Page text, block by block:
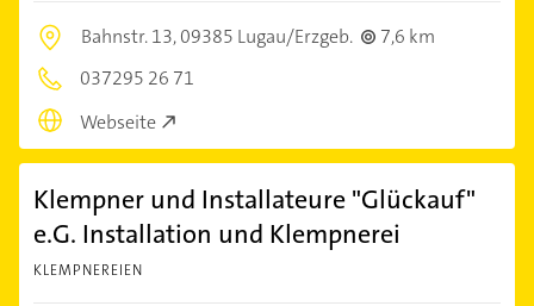
Bahnstr. 13,09385 Lugau/Erzgeb.
7,6 km
037295 26 71
Webseite
Klempner und Installateure "Glückauf"
e.G. Installation und Klempnerei
KLEMPNEREIEN